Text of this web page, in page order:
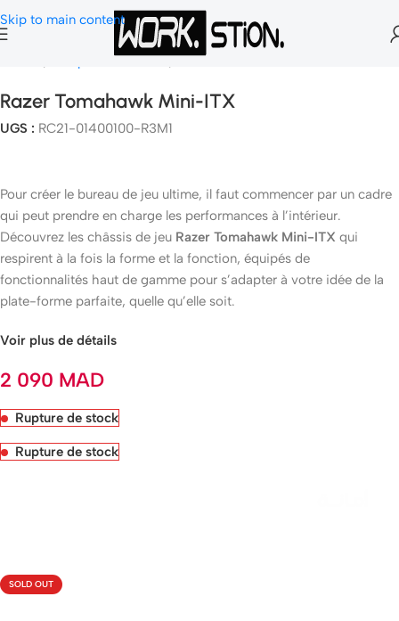
Skip to main content
Composants Gamer Boitier PC
Razer Tomahawk Mini-ITX
UGS : RC21-01400100-R3M1
Pour créer le bureau de jeu ultime, il faut commencer par un cadre
qui peut prendre en charge les performances à l’intérieur.
Découvrez les châssis de jeu Razer Tomahawk Mini-ITX qui
respirent à la fois la forme et la fonction, équipés de
fonctionnalités haut de gamme pour s’adapter à votre idée de la
plate-forme parfaite, quelle qu’elle soit.
Voir plus de détails
2 090 MAD
Rupture de stock
Rupture de stock
SOLD OUT